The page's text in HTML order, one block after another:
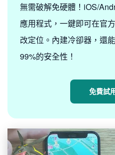
無需破解免硬體！iOS/
應用程式，一鍵即可在官
改定位。內建冷卻器，還
99%的安全性！
免費試